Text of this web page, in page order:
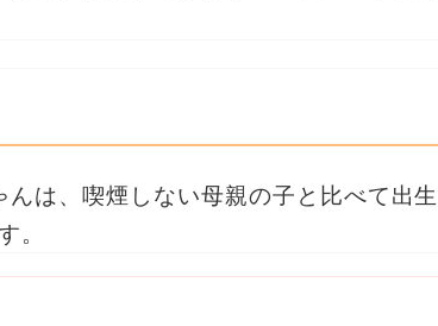
は、喫煙しない母親の子と比べて出生
。